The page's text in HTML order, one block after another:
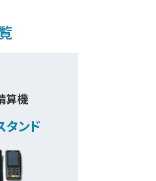
算機
タンド